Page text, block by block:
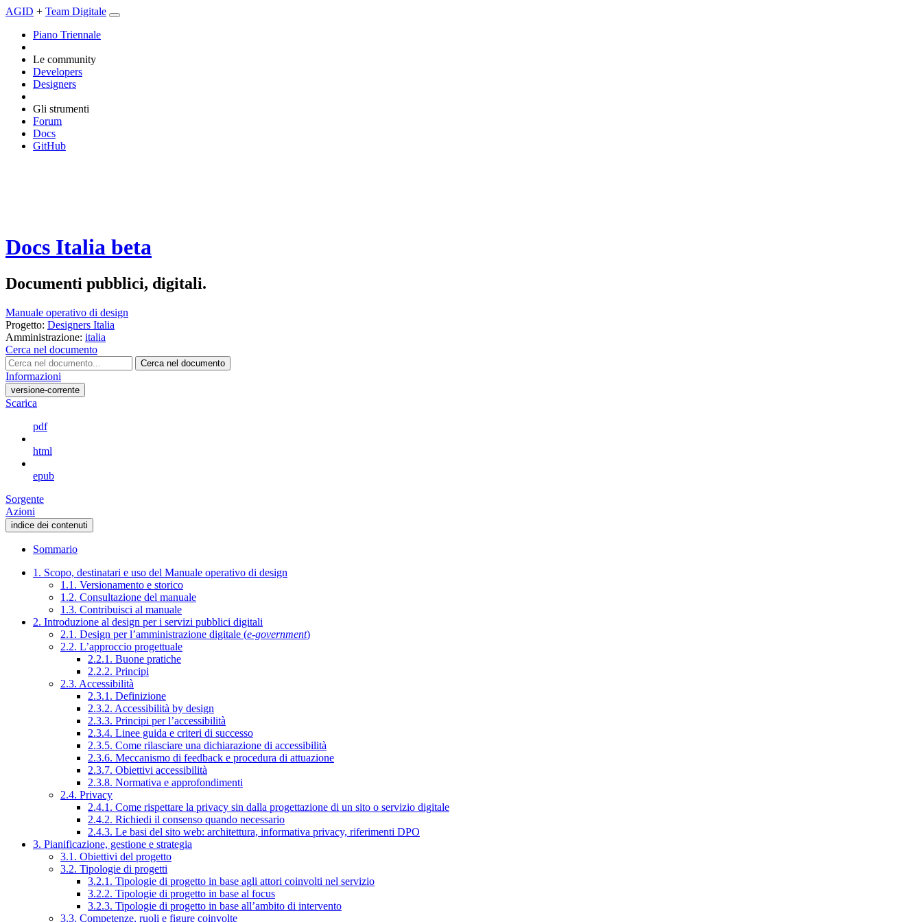
AGID + Team Digitale
Piano Triennale
Le community
Developers
Designers
Gli strumenti
Forum
Docs
GitHub
Docs Italia beta
Documenti pubblici, digitali.
Manuale operativo di design
Progetto: Designers Italia
Amministrazione: italia
Cerca nel documento
Cerca nel documento
Informazioni
versione-corrente
Scarica
pdf
html
epub
Sorgente
Azioni
indice dei contenuti
Sommario
1. Scopo, destinatari e uso del Manuale operativo di design
1.1. Versionamento e storico
1.2. Consultazione del manuale
1.3. Contribuisci al manuale
2. Introduzione al design per i servizi pubblici digitali
2.1. Design per l’amministrazione digitale (e-government)
2.2. L’approccio progettuale
2.2.1. Buone pratiche
2.2.2. Principi
2.3. Accessibilità
2.3.1. Definizione
2.3.2. Accessibilità by design
2.3.3. Principi per l’accessibilità
2.3.4. Linee guida e criteri di successo
2.3.5. Come rilasciare una dichiarazione di accessibilità
2.3.6. Meccanismo di feedback e procedura di attuazione
2.3.7. Obiettivi accessibilità
2.3.8. Normativa e approfondimenti
2.4. Privacy
2.4.1. Come rispettare la privacy sin dalla progettazione di un sito o servizio digitale
2.4.2. Richiedi il consenso quando necessario
2.4.3. Le basi del sito web: architettura, informativa privacy, riferimenti DPO
3. Pianificazione, gestione e strategia
3.1. Obiettivi del progetto
3.2. Tipologie di progetti
3.2.1. Tipologie di progetto in base agli attori coinvolti nel servizio
3.2.2. Tipologie di progetto in base al focus
3.2.3. Tipologie di progetto in base all’ambito di intervento
3.3. Competenze, ruoli e figure coinvolte